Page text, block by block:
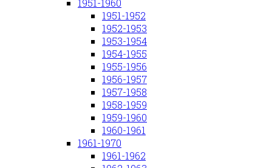
1951-1960
1951-1952
1952-1953
1953-1954
1954-1955
1955-1956
1956-1957
1957-1958
1958-1959
1959-1960
1960-1961
1961-1970
1961-1962